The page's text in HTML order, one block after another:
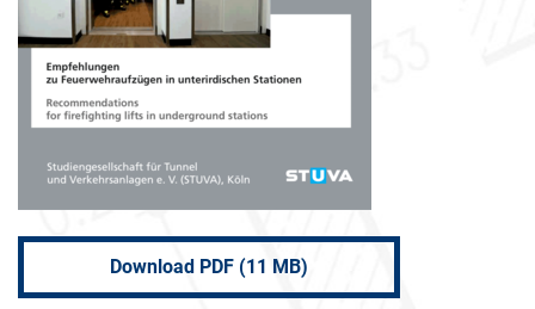
Download PDF (11 MB)